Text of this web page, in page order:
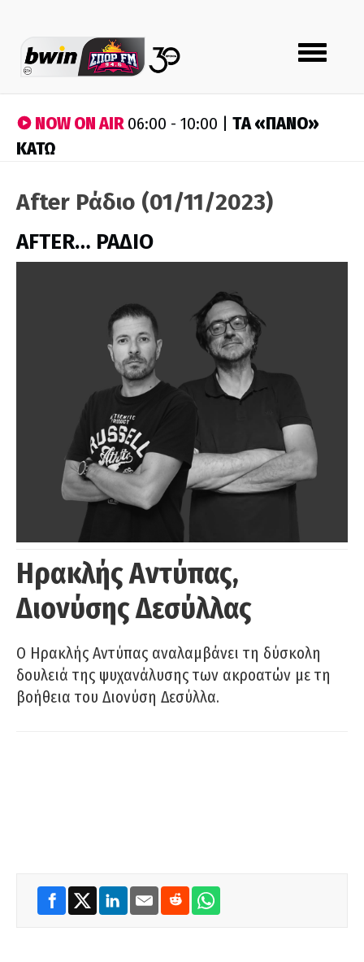
Toggle
navigation
NOW ON AIR06:00 - 10:00 | ΤA «ΠΑΝΟ»
ΚΑΤΩ
After Ράδιο (01/11/2023)
AFTER… ΡΑΔΙΟ
Ηρακλής Αντύπας,
Διονύσης Δεσύλλας
Ο Ηρακλής Αντύπας αναλαμβάνει τη δύσκολη
δουλειά της ψυχανάλυσης των ακροατών με τη
βοήθεια του Διονύση Δεσύλλα.